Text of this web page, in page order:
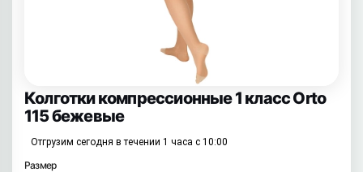
Колготки компрессионные 1 класс Orto
115 бежевые
Отгрузим сегодня в течении 1 часа с 10:00
Размер